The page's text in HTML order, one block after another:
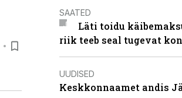
SAATED
Läti toidu
riik teeb seal tugevat
UUDISED
Keskkonnaamet andis